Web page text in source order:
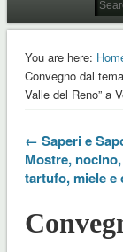
You are here:
Convegno dal
Valle del Reno” a
← Saperi e
Mostre,
tartufo, miele e